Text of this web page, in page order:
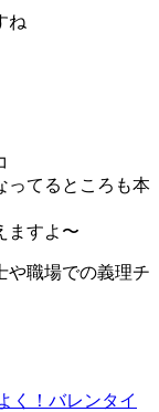
ね
ってるところも本
ますよ〜
や職場での義理チ
く！バレンタイ